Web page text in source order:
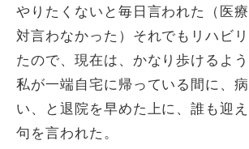
やりたくないと毎日言われた（医
対言わなかった）それでもリハビ
たので、現在は、かなり歩けるよう
私が一端自宅に帰っている間に、
い、と退院を早めた上に、誰も迎
句を言われた。